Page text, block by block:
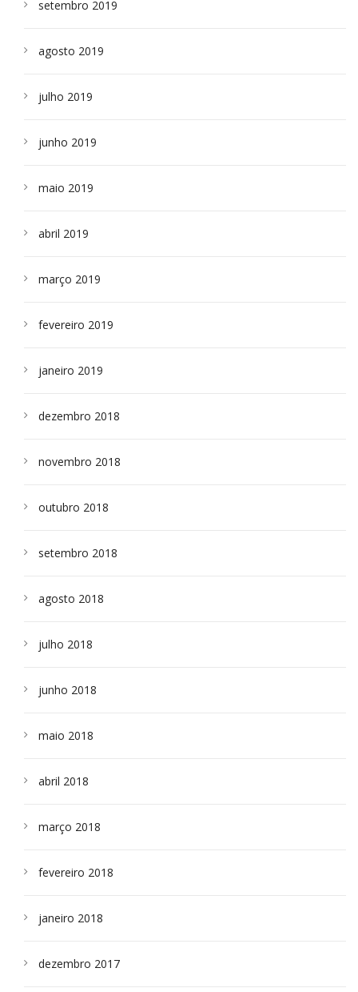
setembro 2019
agosto 2019
julho 2019
junho 2019
maio 2019
abril 2019
março 2019
fevereiro 2019
janeiro 2019
dezembro 2018
novembro 2018
outubro 2018
setembro 2018
agosto 2018
julho 2018
junho 2018
maio 2018
abril 2018
março 2018
fevereiro 2018
janeiro 2018
dezembro 2017